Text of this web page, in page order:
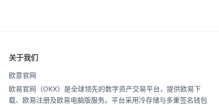
关于我们
欧意官网
欧易官网（OKX）是全球领先的数字资产交易平台，提供欧易下
载、欧易注册及欧易电脑版服务。平台采用冷存储与多重签名钱包